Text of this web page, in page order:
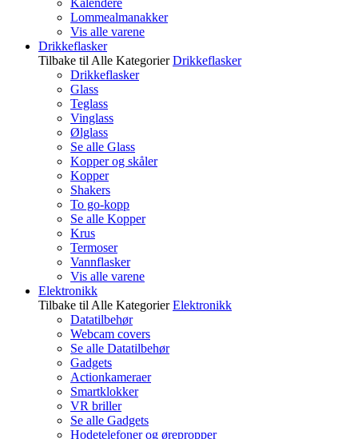
Kalendere
Lommealmanakker
Vis alle varene
Drikkeflasker
Tilbake til Alle Kategorier Drikkeflasker
Drikkeflasker
Glass
Teglass
Vinglass
Ølglass
Se alle Glass
Kopper og skåler
Kopper
Shakers
To go-kopp
Se alle Kopper
Krus
Termoser
Vannflasker
Vis alle varene
Elektronikk
Tilbake til Alle Kategorier Elektronikk
Datatilbehør
Webcam covers
Se alle Datatilbehør
Gadgets
Actionkameraer
Smartklokker
VR briller
Se alle Gadgets
Hodetelefoner og ørepropper